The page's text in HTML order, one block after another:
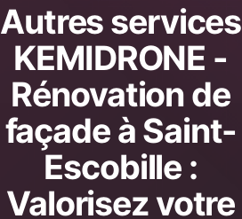
Autres services
KEMIDRONE -
Rénovation de
façade à Saint-
Escobille :
Valorisez votre